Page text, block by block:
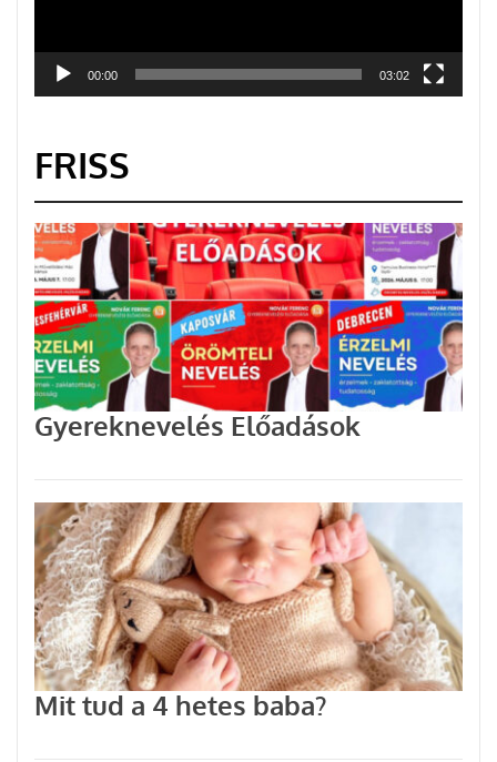
00:00 03:02
FRISS
Gyereknevelés Előadások
Mit tud a 4 hetes baba?